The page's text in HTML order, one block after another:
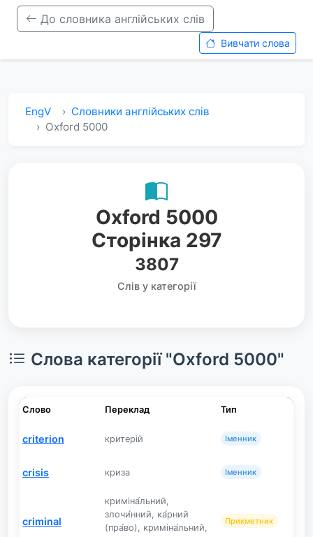
До словника англійських слів
Вивчати слова
EngV
Словники англійських слів
Oxford 5000
Oxford 5000
Сторінка 297
3807
Слів у категорії
Слова категорії "Oxford 5000"
Слово Переклад Тип
criterion критерій Іменник
crisis криза Іменник
criminal
криміна́льний,
злочи́нний, ка́рний
(пра́во), криміна́льний,
Прикметник